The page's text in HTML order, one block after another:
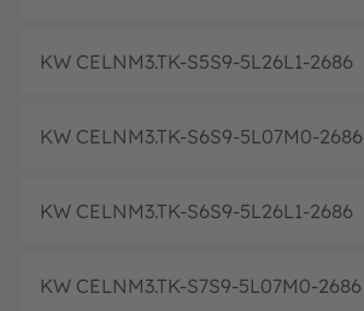
KW CELNM3.TK-S5S9-5L26L1-2686
KW CELNM3.TK-S6S9-5L07M0-2686
KW CELNM3.TK-S6S9-5L26L1-2686
KW CELNM3.TK-S7S9-5L07M0-2686